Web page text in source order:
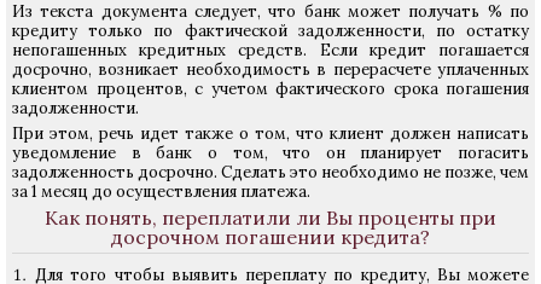
Из текста документа следует, что банк может получать % по
кредиту только по фактической задолженности, по остатку
непогашенных кредитных средств. Если кредит погашается
досрочно, возникает необходимость в перерасчете уплаченных
клиентом процентов, с учетом фактического срока погашения
задолженности.
При этом, речь идет также о том, что клиент должен написать
уведомление в банк о том, что он планирует погасить
задолженность досрочно. Сделать это необходимо не позже, чем
за 1 месяц до осуществления платежа.
Как понять, переплатили ли Вы проценты при
досрочном погашении кредита?
Для того чтобы выявить переплату по кредиту, Вы можете